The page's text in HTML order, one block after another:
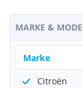
MARKE &
Marke
Citroën